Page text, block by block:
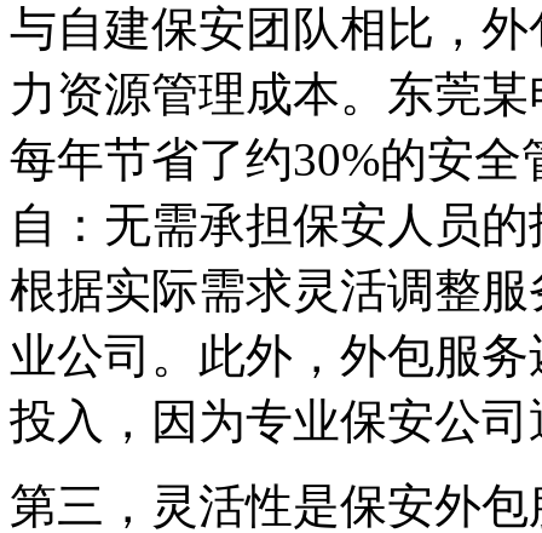
与自建保安团队相比，
力资源管理成本。东莞
每年节省了约30%的安
自：无需承担保安人员
根据实际需求灵活调整
业公司。此外，外包服
投入，因为专业保安公
第三，灵活性是保安外